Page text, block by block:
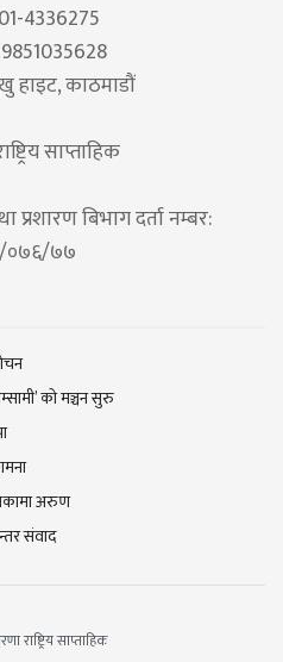
4336275
हाइट, काठमाडौं
साप्ताहिक
प्रशारण बिभाग दर्ता नम्बर:
०७६/७७
काे मञ्चन सुरु
अरुण
संवाद
राष्ट्रिय साप्ताहिक